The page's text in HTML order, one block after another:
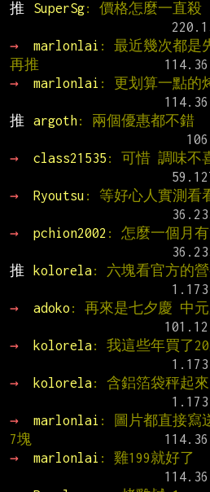
推
SuperSg: 價格怎麼一直殺
→
marlonlai : 最近幾次都是
再推
→
marlonlai : 更划算一點的
推
argoth: 兩個優惠都不錯
→
class21535 : 可惜 調味不
→
Ryoutsu : 等好心人實測看
→
pchion2002 : 怎麼一個月
推
kolorela: 六塊看官方的營
→
adoko : 再來是七夕慶 中
→
kolorela: 我這些年買了
→
kolorela: 含鋁箔袋秤起來
→
marlonlai : 圖片都直接寫
7塊
→
marlonlai : 雞199就好了